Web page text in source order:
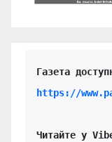
https://
Читайте у